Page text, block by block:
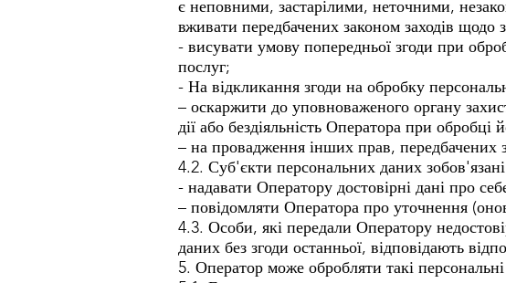
є неповними, застарілими, неточними,
вживати передбачених законом заходів щодо
- висувати умову попередньої згоди при
послуг;
- На відкликання згоди на обробку
– оскаржити до уповноваженого органу
дії або бездіяльність Оператора при
– на провадження інших прав, передбачених
4.2. Суб'єкти персональних даних
- надавати Оператору достовірні дані про
– повідомляти Оператора про уточнення
4.3. Особи, які передали Оператору
даних без згоди останньої, відповідають
5. Оператор може обробляти такі